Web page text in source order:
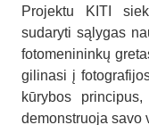
Projektu KITI
sudaryti sąlygas
fotomenininkų
gilinasi į
kūrybos
demonstruoja savo